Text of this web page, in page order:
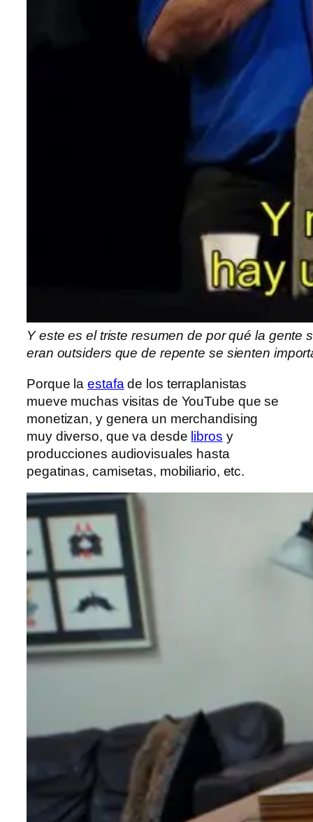
Y este es el triste resumen de por qué la
eran outsiders que de repente se sienten
Porque laestafa de los terraplanistas
mueve muchas visitas de YouTube que se
monetizan, y genera un merchandising
muy diverso, que va desde libros y
producciones audiovisuales hasta
pegatinas, camisetas, mobiliario, etc.